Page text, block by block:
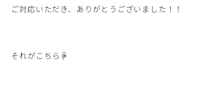
ご対応いただき、ありがとうございました！！
それがこちら☟